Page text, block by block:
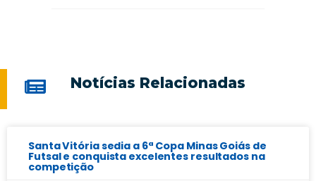
Notícias Relacionadas
Santa Vitória sedia a 6ª Copa Minas Goiás de
Futsal e conquista excelentes resultados na
competição